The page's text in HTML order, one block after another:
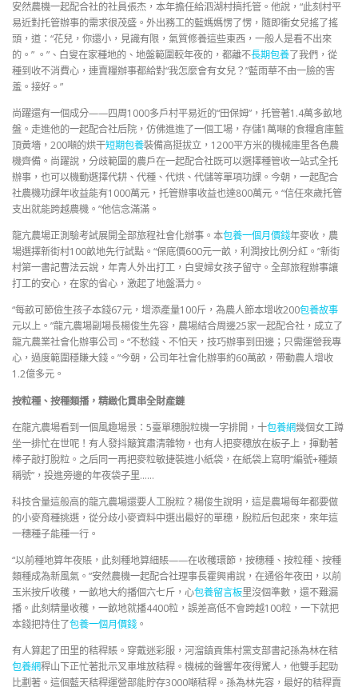
安然農機一起配合社的社員張杰，本年擔任給泗湖村搞托管。他說，“此刻村平
易近對托管辦事的需求很茂盛。外出務工的藍媽媽愣了愣，隨即衝女兒搖了搖
頭，道：“花兒，你還小，見識有限，氣質修養這些東西，一般人是看不出來
的。” 。”、白叟在家種地的、地盤範圍較年夜的，都離不長期包養了我們，從
種到收不消費心，連賣糧辦事都給對“我怎麼會有女兒？”藍雨華不由一臉的害
羞。接好。”
尚躍還有一個成分——四周1000多戶村平易近的“田保姆”，托管著1.4萬多畝地
盤。走進他的一起配合社后院，仿佛進進了一個工場，存儲1萬噸的食糧倉庫藍
頂黃墻，200噸的烘干短期包養裝備高挺拔立，1200平方米的機械庫里各色農
機齊備。尚躍說，分歧範圍的農戶在一起配合社既可以選擇種管收一站式全托
辦事，也可以機動選擇代耕、代種、代烘、代儲等單項功課。今朝，一起配合
社農機功課年收益能有1000萬元，托管辦事收益也達800萬元。“信任來歲托管
支出就能跨越農機。”他信念滿滿。
龍亢農場正測驗考試展開全部旅程社會化辦事。本包養一個月價錢年麥收，農
場選擇新街村100畝地先行試點。“保底價600元一畝，利潤按比例分紅。”新街
村第一書記曹法云說，年青人外出打工，白叟婦女孩子留守。全部旅程辦事讓
打工的安心，在家的省心，激起了地盤潛力。
“每畝可節儉生孩子本錢67元，增添產量100斤，為農人節本增收200包養故事
元以上。”龍亢農場副場長楊俊生先容，農場結合周邊25家一起配合社，成立了
龍亢農業社會化辦事公司。“不愁錢、不怕天，技巧辦事到田邊；只需運營我專
心，過度範圍穩賺大錢。”今朝，公司年社會化辦事約60萬畝，帶動農人增收
1.2億多元。
按粒種、按種類播，精緻化貫串全財產鏈
在龍亢農場看到一個風趣場景：5臺單穗脫粒機一字排開，十包養網幾個女工蹲
坐一排忙在世呢！有人發抖簸箕肅清雜物，也有人把麥穗放在板子上，揮動著
棒子敲打脫粒。之后同一再把麥粒敏捷裝進小紙袋，在紙袋上寫明“編號+種類
稱號”，投進旁邊的年夜袋子里……
科技含量這般高的龍亢農場還要人工脫粒？楊俊生說明，這是農場每年都要做
的小麥育種挑選，從分歧小麥資料中選出最好的單穗，脫粒后包起來，來年這
一穗種子能種一行。
“以前種地算年夜賬，此刻種地算細賬——在收穫環節，按穗種、按粒種、按種
類種成為新風氣。”安然農機一起配合社理事長霍興甫說，在通俗年夜田，以前
玉米按斤收穫，一畝地大約播個六七斤，心包養留言板里沒個準數，還不難漏
播。此刻精量收穫，一畝地就播4400粒，誤差高低不會跨越100粒，一下就把
本錢把持住了包養一個月價錢 。
有人算起了田里的秸稈賬。穿戴迷彩服，河溜鎮貢集村黨支部書記孫為林在秸
包養網稈山下正忙著批示叉車堆放秸稈。機械的聲響年夜得驚人，他雙手起勁
比劃著。這個藍天秸稈運營部能貯存3000噸秸稈。孫為林先容，最好的秸稈賣